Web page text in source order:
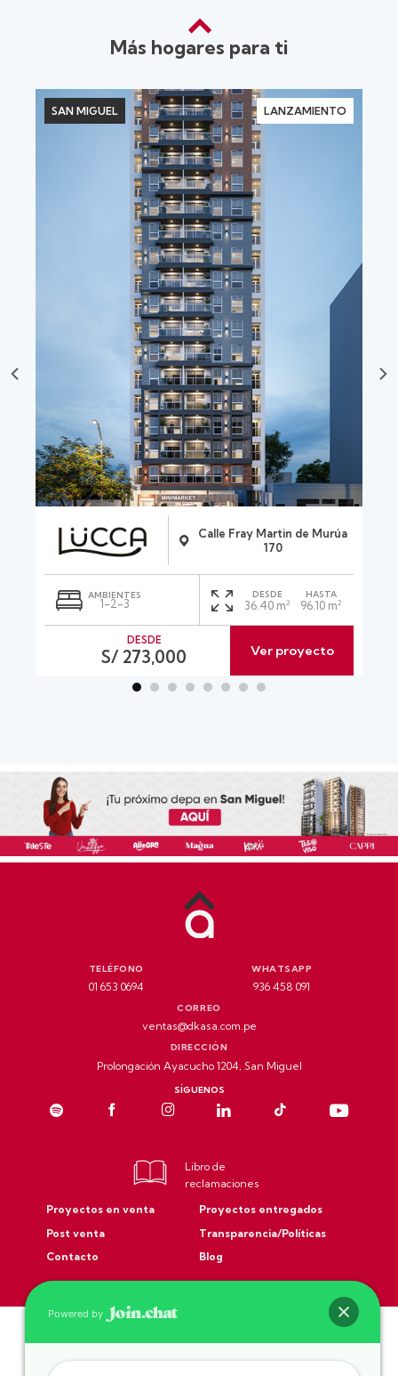
Más hogares para ti
SAN MIGUEL LANZAMIENTO
Calle Fray Martin de Murúa
170
AMBIENTES
1-2-3
DESDE
36.40 m2
HASTA
96.10 m2
DESDE
S/ 273,000 Ver proyecto
TELÉFONO
01 653 0694
WHATSAPP
936 458 091
CORREO
ventas@dkasa.com.pe
DIRECCIÓN
Prolongación Ayacucho 1204, San Miguel
SÍGUENOS
Libro de
reclamaciones
Proyectos en venta
Proyectos entregados
Post venta
Transparencia/Políticas
Contacto
Blog
Powered by